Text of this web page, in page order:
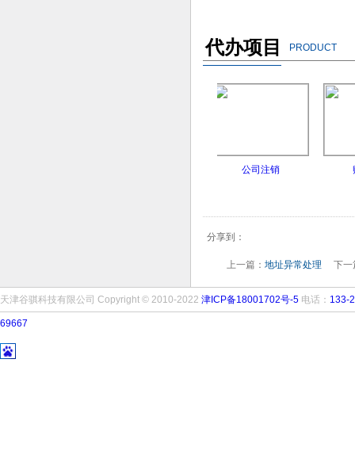
代办项目 PRODUCT
公司注销 账户
分享到：
上一篇： 地址异常处理 下一
天津谷骐科技有限公司 Copyright © 2010-2022 津ICP备18001702号-5 电话： 133-
69667